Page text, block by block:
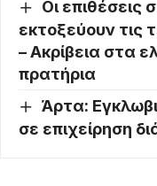
Οι επιθέσεις
εκτοξεύουν τις
– Ακρίβεια στα
πρατήρια
Άρτα:
σε επιχείρηση